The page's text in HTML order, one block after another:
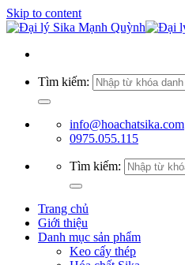
Skip to content
Tìm kiếm:
info@hoachatsika.com
0975.055.115
Tìm kiếm:
Trang chủ
Giới thiệu
Danh mục sản phẩm
Keo cấy thép